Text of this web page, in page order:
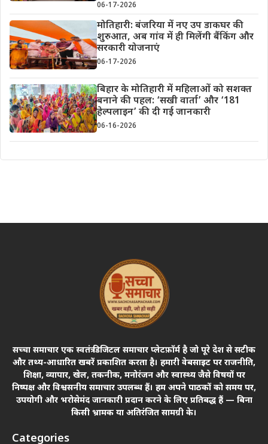
06-17-2026
मोतिहारी: बंजरिया में नए उप डाकघर की
शुरुआत, अब गांव में ही मिलेंगी बैंकिंग और
सरकारी योजनाएं
06-17-2026
बिहार के मोतिहारी में महिलाओं को सशक्त
बनाने की पहल: ‘सखी वार्ता’ और ‘181
हेल्पलाइन’ की दी गई जानकारी
06-16-2026
सच्चा समाचार एक स्वतंत्र डिजिटल समाचार प्लेटफ़ॉर्म है जो पूरे देश से सटीक
और तथ्य-आधारित खबरें प्रकाशित करता है। हमारी वेबसाइट पर राजनीति,
शिक्षा, व्यापार, खेल, तकनीक, मनोरंजन और स्वास्थ्य जैसे विषयों पर
निष्पक्ष और विश्वसनीय समाचार उपलब्ध हैं। हम अपने पाठकों को समय पर,
उपयोगी और भरोसेमंद जानकारी प्रदान करने के लिए प्रतिबद्ध हैं — बिना
किसी भ्रामक या अतिरंजित सामग्री के।
Categories